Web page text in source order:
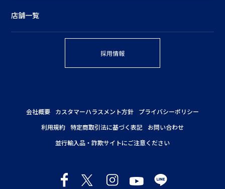
店舗一覧
採用情報
会社概要 カスタマーハラスメント方針
プライバシーポリシー
利用規約 特定商取引法に基づく表記
お問い合わせ
並行輸入品・詐欺サイトにご注意ください